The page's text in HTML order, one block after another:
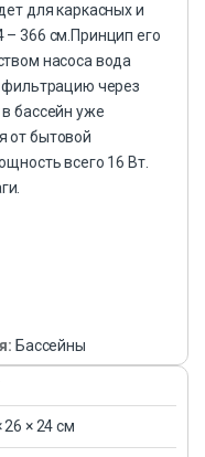
для каркасных и
366 см.Принцип его
насоса вода
фильтрацию через
бассейн уже
от бытовой
всего 16 Вт.
Бассейны
26 × 24 см